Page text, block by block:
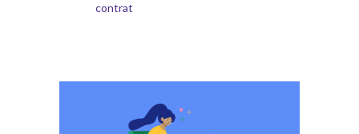
contrat